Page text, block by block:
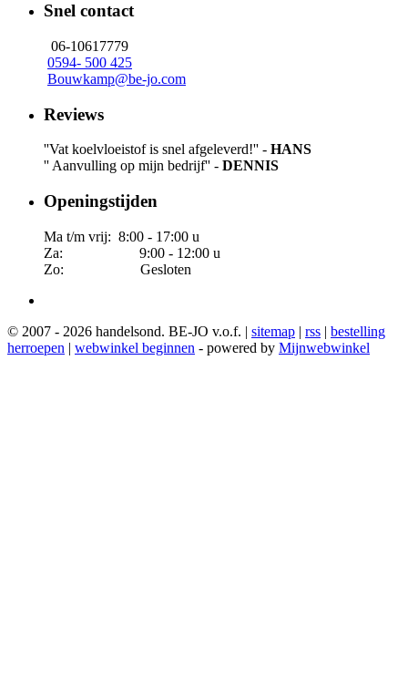
Snel contact
06-10617779
0594- 500 425
Bouwkamp@be-jo.com
Reviews
''Vat koelvloeistof is snel afgeleverd!'' - HANS
'' Aanvulling op mijn bedrijf'' - DENNIS
Openingstijden
Ma t/m vrij: 8:00 - 17:00 u
Za: 9:00 - 12:00 u
Zo: Gesloten
© 2007 - 2026 handelsond. BE-JO v.o.f. | sitemap | rss | bestelling
herroepen | webwinkel beginnen - powered by Mijnwebwinkel